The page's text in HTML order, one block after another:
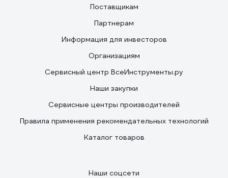
Поставщикам
Партнерам
Информация для инвесторов
Организациям
Сервисный центр ВсеИнструменты.ру
Наши закупки
Сервисные центры производителей
Правила применения рекомендательных технологий
Каталог товаров
Наши соцсети